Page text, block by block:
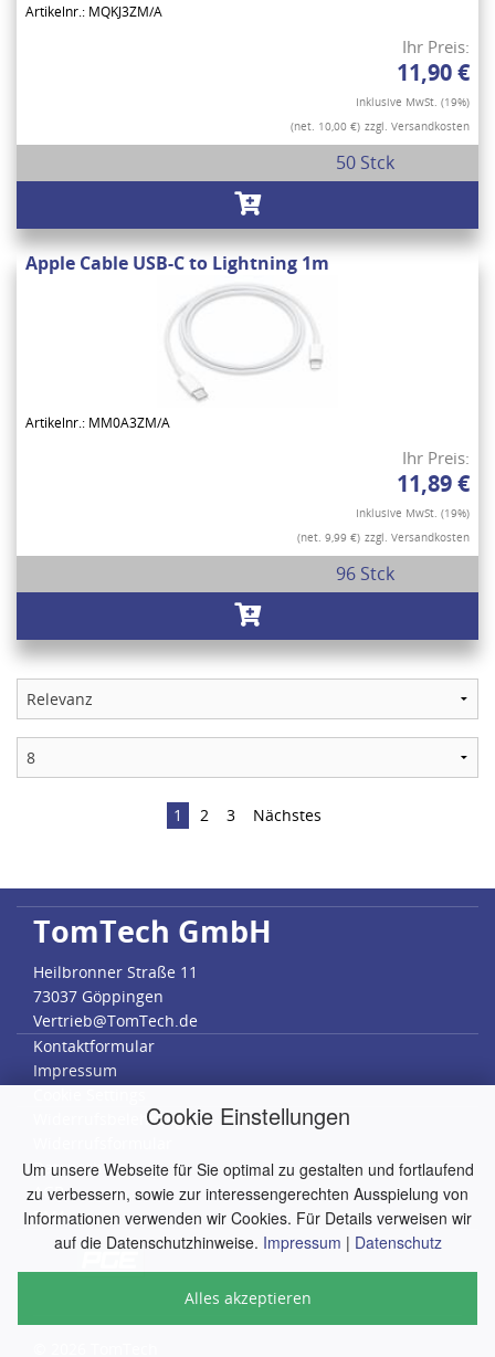
Cookie Einstellungen
Um unsere Webseite für Sie optimal zu gestalten und fortlaufend
zu verbessern, sowie zur interessengerechten Ausspielung von
Informationen verwenden wir Cookies. Für Details verweisen wir
auf die Datenschutzhinweise. Impressum | Datenschutz
Alles akzeptieren
Artikelnr.: MQKJ3ZM/A
Ihr Preis:
11,90 €
Inklusive MwSt. (19%)
(net. 10,00 €) zzgl. Versandkosten
50 Stck
Apple Cable USB-C to Lightning 1m
Artikelnr.: MM0A3ZM/A
Ihr Preis:
11,89 €
Inklusive MwSt. (19%)
(net. 9,99 €) zzgl. Versandkosten
96 Stck
1 2 3 Nächstes
TomTech GmbH
Heilbronner Straße 11
73037 Göppingen
Vertrieb@TomTech.de
Kontaktformular
Impressum
Widerrufsbelehrung
Datenschutz
AGB
RMA